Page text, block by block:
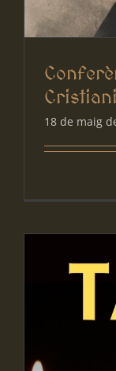
18 de maig